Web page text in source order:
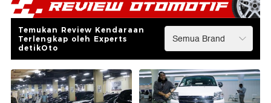
Temukan Review Kendaraan
Terlengkap oleh Experts
detikOto